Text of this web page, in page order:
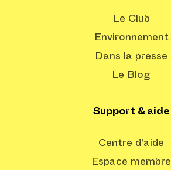
Le Club
Environnement
Dans la presse
Le Blog
Support & aide
Centre d'aide
Espace membre